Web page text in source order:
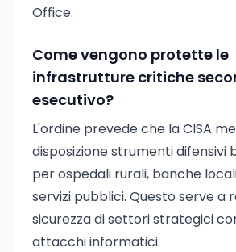
Office.
Come vengono protette le
infrastrutture critiche
esecutivo?
L'ordine prevede che la CISA
disposizione strumenti difensivi
per ospedali rurali, banche
servizi pubblici. Questo serve a
sicurezza di settori strategici
attacchi informatici.